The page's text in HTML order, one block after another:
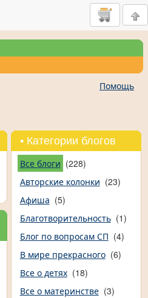
Помощь
• Категории блогов
Все блоги (228)
Авторские колонки (23)
Афиша (5)
Благотворительность (1)
Блог по вопросам СП (4)
В мире прекрасного (6)
Все о детях (18)
Все о материнстве (3)